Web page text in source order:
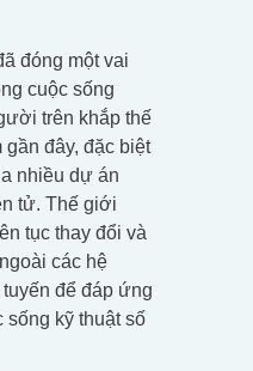
đóng một vai
cuộc sống
trên khắp thế
đây, đặc biệt
nhiều dự án
tử. Thế giới
tục thay đổi và
các hệ
để đáp ứng
sống kỹ thuật số